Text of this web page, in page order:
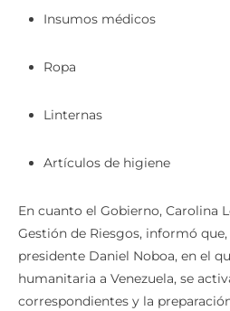
Insumos médicos
Ropa
Linternas
Artículos de higiene
En cuanto el Gobierno, Carolina
Gestión de Riesgos, informó
presidente Daniel Noboa, en el
humanitaria a Venezuela, se
correspondientes y la